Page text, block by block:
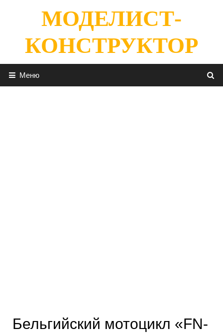
содержимомуМОДЕЛИСТ-
КОНСТРУКТОР
Меню
Бельгийский мотоцикл «FN-